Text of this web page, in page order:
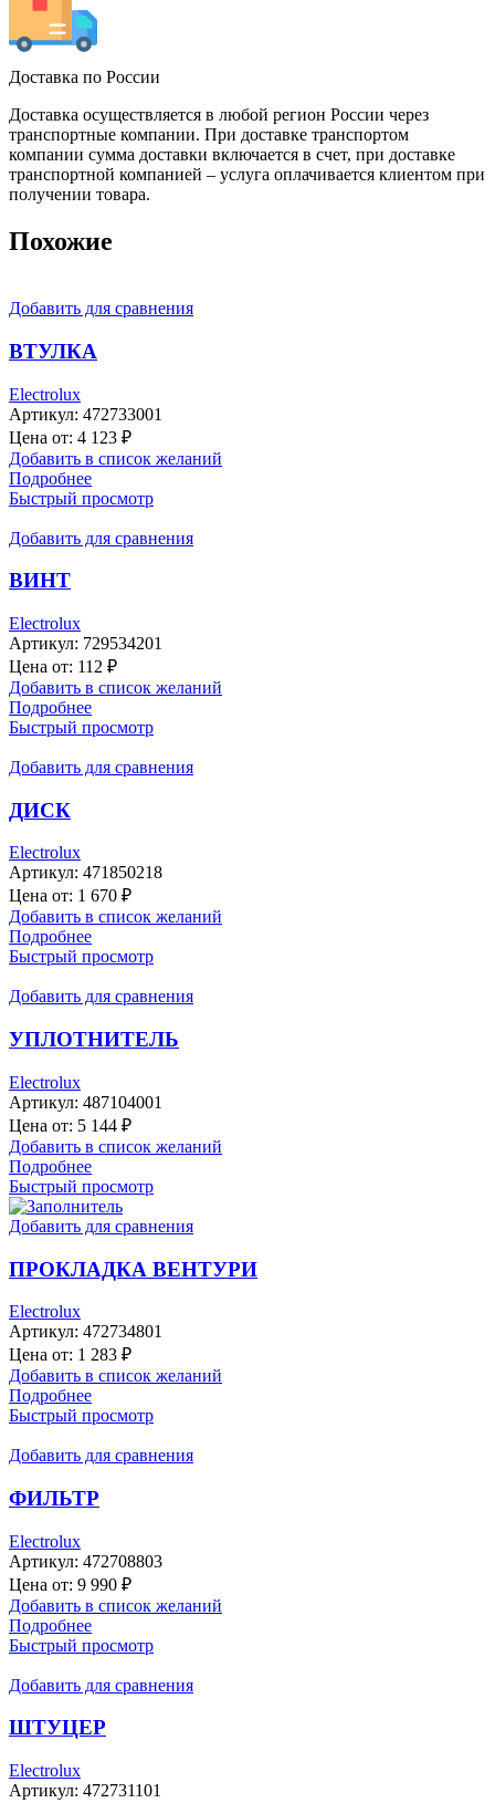
Доставка по России
Доставка осуществляется в любой регион России через
транспортные компании. При доставке транспортом
компании сумма доставки включается в счет, при доставке
транспортной компанией – услуга оплачивается клиентом при
получении товара.
Похожие
Добавить для сравнения
ВТУЛКА
Electrolux
Артикул: 472733001
Цена от: 4 123 ₽
Добавить в список желаний
Подробнее
Быстрый просмотр
Добавить для сравнения
ВИНТ
Electrolux
Артикул: 729534201
Цена от: 112 ₽
Добавить в список желаний
Подробнее
Быстрый просмотр
Добавить для сравнения
ДИСК
Electrolux
Артикул: 471850218
Цена от: 1 670 ₽
Добавить в список желаний
Подробнее
Быстрый просмотр
Добавить для сравнения
УПЛОТНИТЕЛЬ
Electrolux
Артикул: 487104001
Цена от: 5 144 ₽
Добавить в список желаний
Подробнее
Быстрый просмотр
Добавить для сравнения
ПРОКЛАДКА ВЕНТУРИ
Electrolux
Артикул: 472734801
Цена от: 1 283 ₽
Добавить в список желаний
Подробнее
Быстрый просмотр
Добавить для сравнения
ФИЛЬТР
Electrolux
Артикул: 472708803
Цена от: 9 990 ₽
Добавить в список желаний
Подробнее
Быстрый просмотр
Добавить для сравнения
ШТУЦЕР
Electrolux
Артикул: 472731101